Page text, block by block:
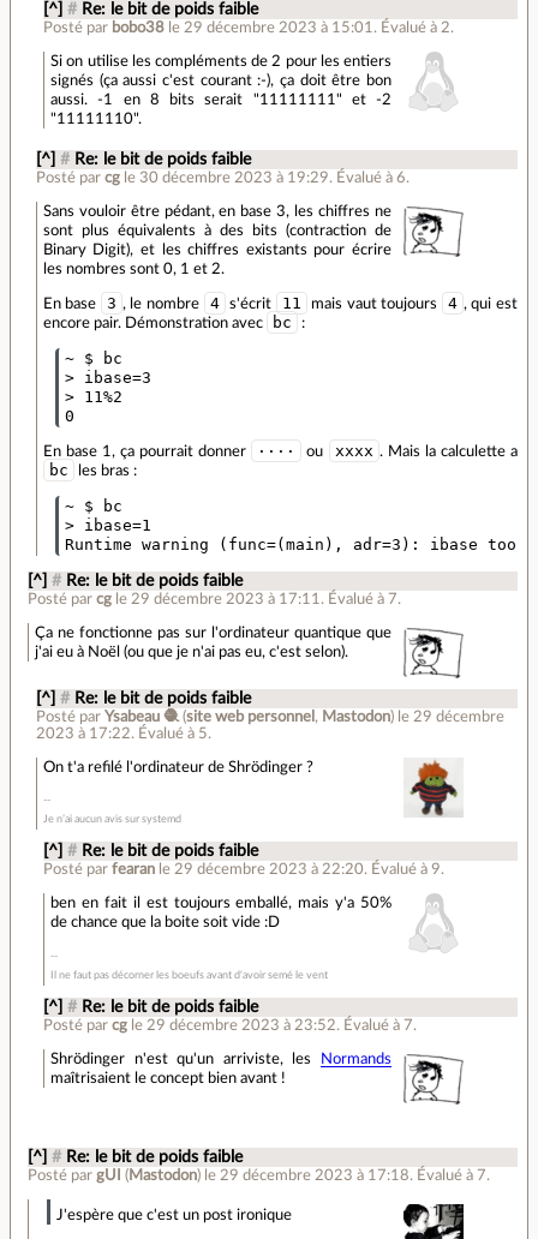
[^] # Re: le bit de poids faible
Posté par bobo38 le 29 décembre 2023 à 15:01 . Évalué à 2.
Si on utilise les compléments de 2 pour les entiers
signés (ça aussi c'est courant :-), ça doit être bon
aussi. -1 en 8 bits serait "11111111" et -2
"11111110".
[^] # Re: le bit de poids faible
Posté par cg le 30 décembre 2023 à 19:29. Évalué à 6.
Sans vouloir être pédant, en base 3, les chiffres ne
sont plus équivalents à des bits (contraction de
Binary Digit), et les chiffres existants pour écrire
les nombres sont 0, 1 et 2.
En base 3 , le nombre 4 s'écrit 11 mais vaut toujours 4 , qui est
encore pair. Démonstration avec
bc :
~ $ bc
> ibase=3
> 11%2
En base 1, ça pourrait donner ···· ou xxxx . Mais la calculette a
bc les bras :
~ $ bc
> ibase=1
[^] # Re: le bit de poids faible
Posté parcg le 29 décembre 2023 à 17:11 . Évalué à7.
Ça ne fonctionne pas sur l'ordinateur quantique que
j'ai eu à Noël (ou que je n'ai pas eu, c'est selon).
[^] # Re: le bit de poids faible
Posté par Ysabeau 🧶(site web personnel , Mastodon) le 29 décembre
2023 à 17:22. Évalué à 5.
On t'a refilé l'ordinateur de Shrödinger ?
Je n’ai aucun avis sur systemd
[^] # Re: le bit de poids faible
Posté parfearan le 29 décembre 2023 à 22:20. Évalué à9.
ben en fait il est toujours emballé, mais y'a 50%
de chance que la boite soit vide :D
Il ne faut pas décorner les boeufs avant d'avoir semé le vent
[^] # Re: le bit de poids faible
Posté parcg le 29 décembre 2023 à 23:52. Évalué à7.
Shrödinger n'est qu'un arriviste, les
Normands
maîtrisaient le concept bien avant !
[^] # Re: le bit de poids faible
Posté pargUI ( Mastodon) le 29 décembre 2023 à 17:18. Évalué à7.
J'espère que c'est un post ironique